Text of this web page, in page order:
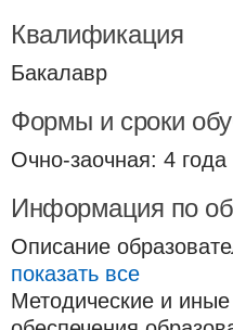
Квалификация
Бакалавр
Формы и сроки
Очно-заочная: 4
Информация по
Описание
показать все
Методические и